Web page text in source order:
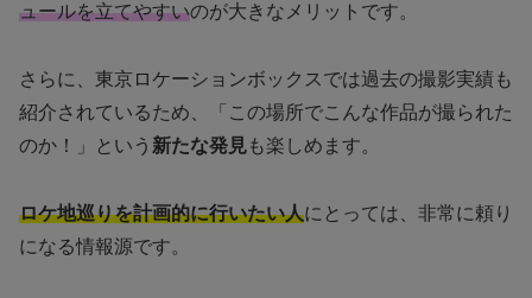
ュールを立てやすいのが大きなメリットです。
さらに、東京ロケーションボックスでは過去の撮影実績も
紹介されているため、「この場所でこんな作品が撮られた
のか！」という 新たな発見も楽しめます。
ロケ地巡りを計画的に行いたい人にとっては、非常に頼り
になる情報源です。